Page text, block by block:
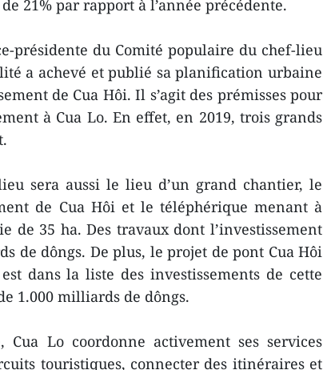
21% par rapport à l’année précédente.
présidente du Comité populaire du chef-lieu
a achevé et publié sa planification urbaine
de Cua Hôi. Il s’agit des prémisses pour
à Cua Lo. En effet, en 2019, trois grands
sera aussi le lieu d’un grand chantier, le
de Cua Hôi et le téléphérique menant à
de 35 ha. Des travaux dont l’investissement
de dôngs. De plus, le projet de pont Cua Hôi
dans la liste des investissements de cette
1.000 milliards de dôngs.
Cua Lo coordonne activement ses services
touristiques, connecter des itinéraires et